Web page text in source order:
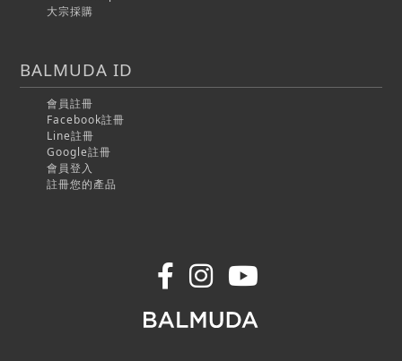
大宗採購
BALMUDA ID
會員註冊
Facebook註冊
Line註冊
Google註冊
會員登入
註冊您的產品